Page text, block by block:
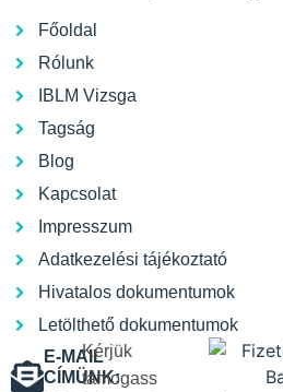
Főoldal
Rólunk
IBLM Vizsga
Tagság
Blog
Kapcsolat
Impresszum
Adatkezelési tájékoztató
Hivatalos dokumentumok
Letölthető dokumentumok
E-MAIL
CÍMÜNK:
Kérjük
támogass